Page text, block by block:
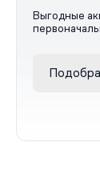
Выгодные